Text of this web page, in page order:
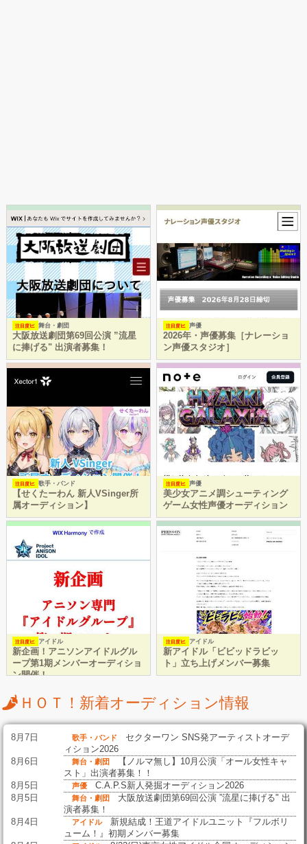
注目度 舞台・劇団
大阪放送劇団第69回公演 ”流星
に捧げる" 出演者募集！
注目度 声優
2026年・声優募集［ナレーショ
ン声優スタジオ］
注目度 歌手・バンド
【せくたーわん 新人VSinger所
属オーディション】
注目度 声優
美少女アニメ調シューティング
ゲーム女性声優オーディション
注目度 アイドル
新企画！アニソンアイドルグル
ープ第1期メンバーオーディショ
ン開催！
注目度 アイドル
新アイドル「ビビッドラビッ
ト」立ち上げメンバー募集
ＨＯＴ！新着オーディション情報
8月7日 歌手・バンド
セクターワン SNS発アーティストオーデ
ィション2026
8月6日
舞台・劇団
【ノルマ無し】10月公演「オール女性キャ
スト」出演者募集！！
8月5日
声優
C.A.P.S新人発掘オーディション2026
8月5日
舞台・劇団
大阪放送劇団第69回公演 ”流星に捧げる" 出
演者募集！
8月4日
アイドル
新規結成！王道アイドルユニット『フルボリ
ューム！』初期メンバー募集